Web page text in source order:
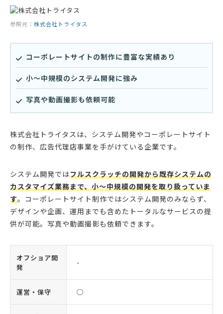
参照元： 株式会社トライタス
コーポレートサイトの制作に豊富な実績あり
小〜中規模のシステム開発に強み
写真や動画撮影も依頼可能
株式会社トライタスは、システム開発やコーポレートサイト
の制作、広告代理店事業を手がけている企業です。
システム開発ではフルスクラッチの開発から既存システムの
カスタマイズ業務まで、小〜中規模の開発を取り扱っていま
す。コーポレートサイト制作ではシステム開発のみならず、
デザインや企画、運用までも含めたトータルなサービスの提
供が可能。写真や動画撮影も依頼できます。
オフショア開
発
-
運営・保守 ◯